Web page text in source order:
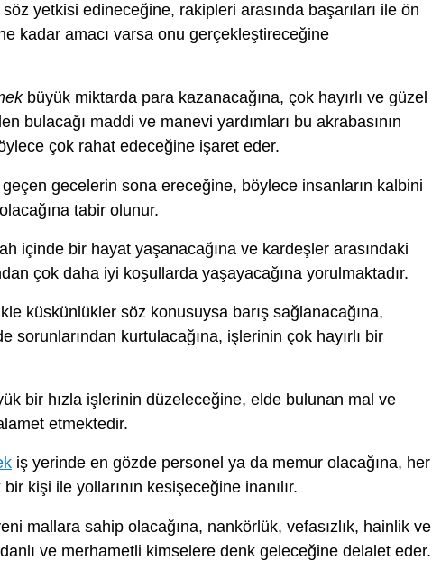
yetkisi edineceğine, rakipleri arasında başarıları ile ön
kadar amacı varsa onu gerçekleştireceğine
büyük miktarda para kazanacağına, çok hayırlı ve güzel
bulacağı maddi ve manevi yardımları bu akrabasının
çok rahat edeceğine işaret eder.
gecelerin sona ereceğine, böylece insanların kalbini
tabir olunur.
içinde bir hayat yaşanacağına ve kardeşler arasındaki
çok daha iyi koşullarda yaşayacağına yorulmaktadır.
küskünlükler söz konusuysa barış sağlanacağına,
sorunlarından kurtulacağına, işlerinin çok hayırlı bir
bir hızla işlerinin düzeleceğine, elde bulunan mal ve
etmektedir.
iş yerinde en gözde personel ya da memur olacağına, her
kişi ile yollarının kesişeceğine inanılır.
mallara sahip olacağına, nankörlük, vefasızlık, hainlik ve
ve merhametli kimselere denk geleceğine delalet eder.